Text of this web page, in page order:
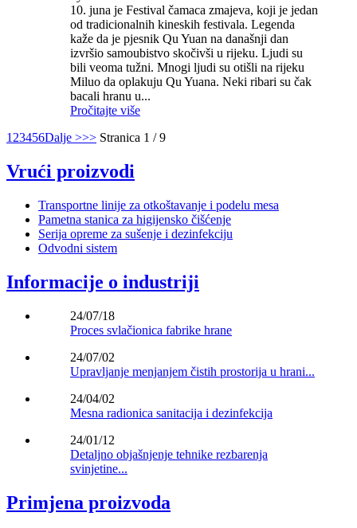
10. juna je Festival čamaca zmajeva, koji je jedan
od tradicionalnih kineskih festivala. Legenda
kaže da je pjesnik Qu Yuan na današnji dan
izvršio samoubistvo skočivši u rijeku. Ljudi su
bili veoma tužni. Mnogi ljudi su otišli na rijeku
Miluo da oplakuju Qu Yuana. Neki ribari su čak
bacali hranu u...
Pročitajte više
1 23456Dalje >>> Stranica 1 / 9
Vrući proizvodi
Transportne linije za otkoštavanje i podelu mesa
Pametna stanica za higijensko čišćenje
Serija opreme za sušenje i dezinfekciju
Odvodni sistem
Informacije o industriji
24/07/18
Proces svlačionica fabrike hrane
24/07/02
Upravljanje menjanjem čistih prostorija u hrani...
24/04/02
Mesna radionica sanitacija i dezinfekcija
24/01/12
Detaljno objašnjenje tehnike rezbarenja
svinjetine...
Primjena proizvoda